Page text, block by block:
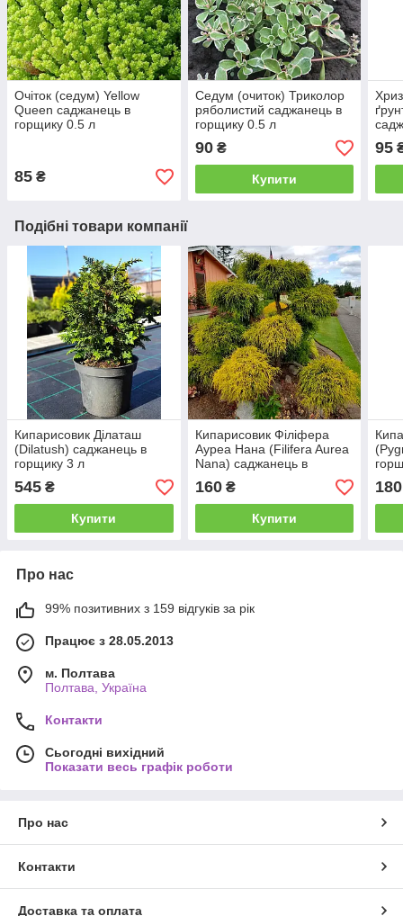
Очіток (седум) Yellow
Queen саджанець в
горщику 0.5 л
85 ₴
Седум (очиток) Триколор
ряболистий саджанець в
горщику 0.5 л
90₴
Купити
95
Подібні товари компанії
Кипарисовик Ділаташ
(Dilatush) саджанець в
горщику 3 л
545 ₴
Купити
Кипарисовик Філіфера
Ауреа Нана (Filifera Aurea
Nana) саджанець в
160₴
Купити
180
Про нас
99% позитивних з 159 відгуків за рік
Працює з 28.05.2013
м. Полтава
Полтава, Україна
Контакти
Сьогодні вихідний
Показати весь графік роботи
Про нас
Контакти
Доставка та оплата